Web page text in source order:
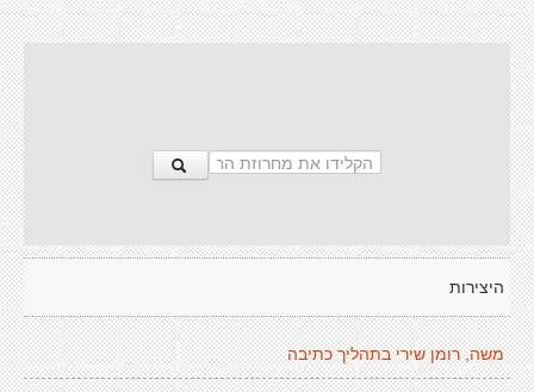
היצירות
משה, רומן שירי בתהליך כתיבה